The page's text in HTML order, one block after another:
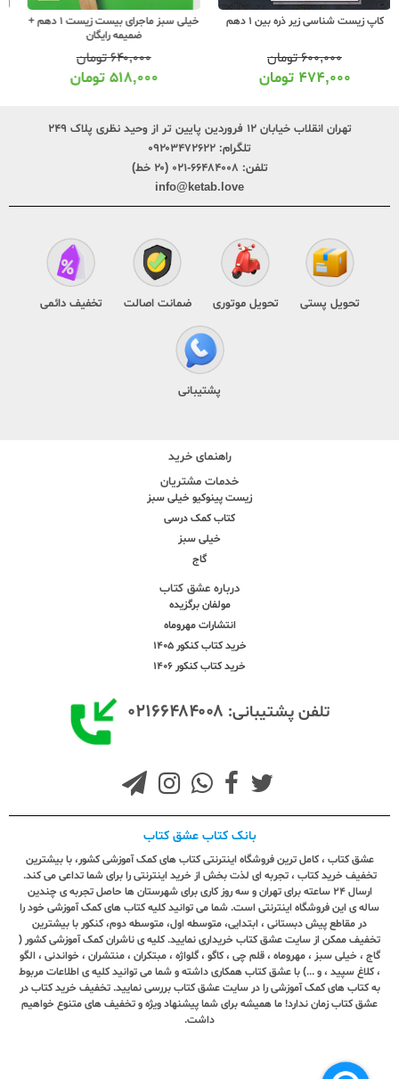
خیلی سبز ماجرای بیست زیست 1 دهم +
۶۴۰,۰۰۰تومان
۵۱۸,۰۰۰تومان
گاج بانک تست غنی شده زیست شناسی
1 دهم
۵۰۰,۰۰۰تومان
۳۹۵,۰۰۰تومان
تهران انقلاب خیابان ۱۲ فروردین پایین تر از وحید نظری پلاک ۲۴۹
تلگرام: ۰۹۲۰۳۴۷۲۶۲۲
تلفن: ۶۶۴۸۴۰۰۸-۰۲۱ (۲۰ خط)
info@ketab.love
تحویل پستی تحویل موتوری ضمانت اصالت تخفیف دائمی
پشتیبانی
راهنمای خرید
خدمات مشتریان
زیست پینوکیو خیلی سبز
کتاب کمک درسی
خیلی سبز
گاج
درباره عشق کتاب
مولفان برگزیده
انتشارات مهروماه
خرید کتاب کنکور 1405
خرید کتاب کنکور 1406
تلفن پشتیبانی: ۰۲۱۶۶۴۸۴۰۰۸
بانک کتاب عشق کتاب
عشق کتاب ، کامل ترین فروشگاه اینترنتی کتاب های کمک آموزشی کشور، با بیشترین
تخفیف خرید کتاب ، تجربه ای لذت بخش از خرید اینترنتی را برای شما تداعی می کند.
ارسال ٢٤ ساعته برای تهران و سه روز کاری برای شهرستان ها حاصل تجربه ی چندین
ساله ی این فروشگاه اینترنتی است. شما می توانید کلیه کتاب های کمک آموزشی خود را
در مقاطع پیش دبستانی ، ابتدایی، متوسطه اول، متوسطه دوم، کنکور با بیشترین
تخفیف ممکن از سایت عشق کتاب خریداری نمایید. کلیه ی ناشران کمک آموزشی کشور (
گاج ، خیلی سبز ، مهروماه ، قلم چی ، کاگو ، گلواژه ، مبتکران ، منتشران ، خواندنی ، الگو
، کلاغ سپید ، و ...) با عشق کتاب همکاری داشته و شما می توانید کلیه ی اطلاعات مربوط
به کتاب های کمک آموزشی را در سایت عشق کتاب بررسی نمایید. تخفیف خرید کتاب در
عشق کتاب زمان ندارد! ما همیشه برای شما پیشنهاد ویژه و تخفیف های متنوع خواهیم
داشت.